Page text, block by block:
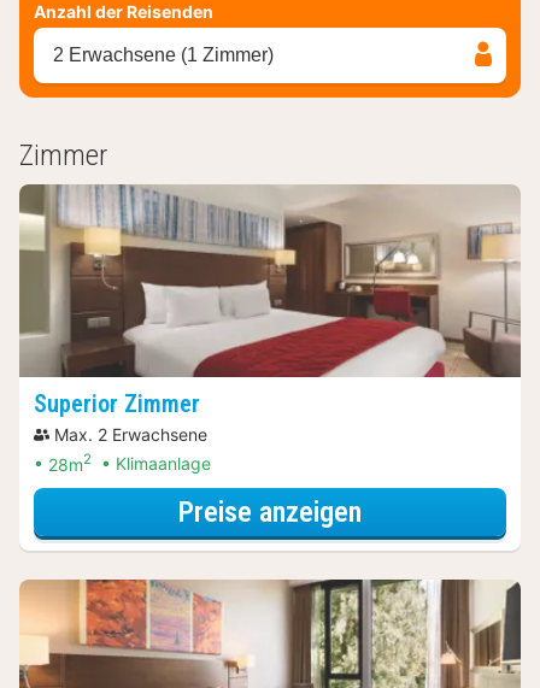
Anzahl der Reisenden
2 Erwachsene (1 Zimmer)
Zimmer
Superior Zimmer
Max. 2 Erwachsene
28m2 Klimaanlage
Preise anzeigen